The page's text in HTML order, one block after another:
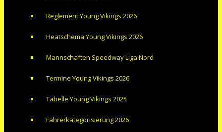
Reglement Young Vikings 2026
Heatschema Young Vikings 2026
Mannschaften Speedway Liga Nord
Termine Young Vikings 2026
Tabelle Young Vikings 2025
Fahrerkategorisierung 2026